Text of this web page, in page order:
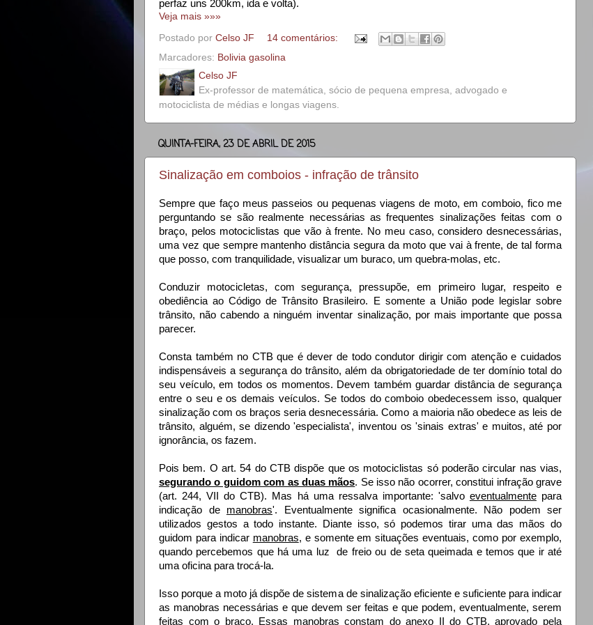
perfaz uns 200km, ida e volta).
Veja mais »»»
Postado por Celso JF
14 comentários:
Marcadores: Bolivia gasolina
Celso JF
Ex-professor de matemática, sócio de pequena empresa, advogado e
motociclista de médias e longas viagens.
QUINTA-FEIRA, 23 DE ABRIL DE 2015
Sinalização em comboios - infração de trânsito
Sempre que faço meus passeios ou pequenas viagens de moto, em comboio, fico me
perguntando se são realmente necessárias as frequentes sinalizações feitas com o
braço, pelos motociclistas que vão à frente. No meu caso, considero desnecessárias,
uma vez que sempre mantenho distância segura da moto que vai à frente, de tal forma
que posso, com tranquilidade, visualizar um buraco, um quebra-molas, etc.
Conduzir motocicletas, com segurança, pressupõe, em primeiro lugar, respeito e
obediência ao Código de Trânsito Brasileiro. E somente a União pode legislar sobre
trânsito, não cabendo a ninguém inventar sinalização, por mais importante que possa
parecer.
Consta também no CTB que é dever de todo condutor dirigir com atenção e cuidados
indispensáveis a segurança do trânsito, além da obrigatoriedade de ter domínio total do
seu veículo, em todos os momentos. Devem também guardar distância de segurança
entre o seu e os demais veículos. Se todos do comboio obedecessem isso, qualquer
sinalização com os braços seria desnecessária. Como a maioria não obedece as leis de
trânsito, alguém, se dizendo 'especialista', inventou os 'sinais extras' e muitos, até por
ignorância, os fazem.
Pois bem. O art. 54 do CTB dispõe que os motociclistas só poderão circular nas vias,
segurando o guidom com as duas mãos. Se isso não ocorrer, constitui infração grave
(art. 244, VII do CTB). Mas há uma ressalva importante: 'salvo eventualmentepara
indicação de manobras'. Eventualmente significa ocasionalmente. Não podem ser
utilizados gestos a todo instante. Diante isso, só podemos tirar uma das mãos do
guidom para indicar manobras, e somente em situações eventuais, como por exemplo,
quando percebemos que há uma luz de freio ou de seta queimada e temos que ir até
uma oficina para trocá-la.
Isso porque a moto já dispõe de sistema de sinalização eficiente e suficiente para indicar
as manobras necessárias e que devem ser feitas e que podem, eventualmente, serem
feitas com o braço. Essas manobras constam do anexo II do CTB, aprovado pela